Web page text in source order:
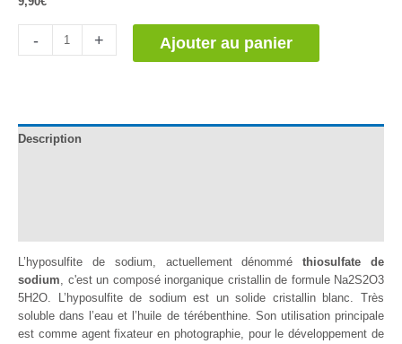
- + Ajouter au panier
Description
L’hyposulfite de sodium, actuellement dénomméthiosulfate de
sodium , c'est un composé inorganique cristallin de formule Na2S2O3
5H2O. L’hyposulfite de sodium est un solide cristallin blanc. Très
soluble dans l’eau et l’huile de térébenthine. Son utilisation principale
est comme agent fixateur en photographie, pour le développement de